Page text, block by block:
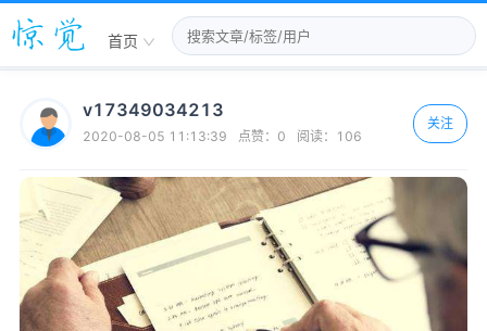
首页
v17349034213
2020-08-05 11:13:39 点赞： 0 阅读： 106
关注